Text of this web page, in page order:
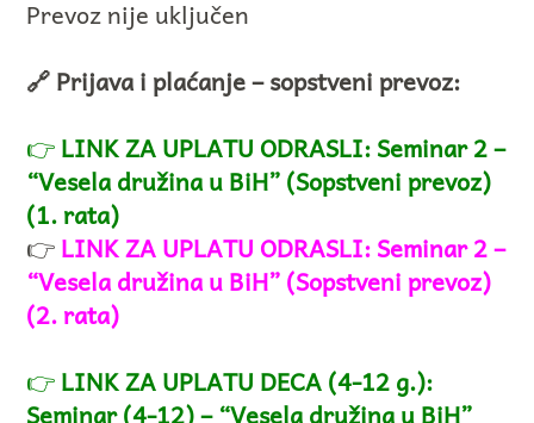
Prevoz nije uključen
🔗 Prijava i plaćanje – sopstveni prevoz:
👉LINK ZA UPLATU ODRASLI: Seminar 2 –
“Vesela družina u BiH” (Sopstveni prevoz)
(1. rata)
👉LINK ZA UPLATU ODRASLI: Seminar 2 –
“Vesela družina u BiH” (Sopstveni prevoz)
(2. rata)
👉LINK ZA UPLATU DECA (4-12 g.):
Seminar (4-12) – “Vesela družina u BiH”